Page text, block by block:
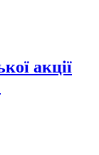
акції